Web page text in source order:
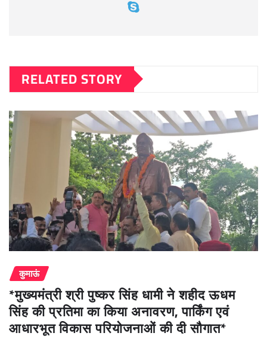
RELATED STORY
कुमाऊं
*मुख्यमंत्री श्री पुष्कर सिंह धामी ने शहीद ऊधम
सिंह की प्रतिमा का किया अनावरण, पार्किंग एवं
आधारभूत विकास परियोजनाओं की दी सौगात*